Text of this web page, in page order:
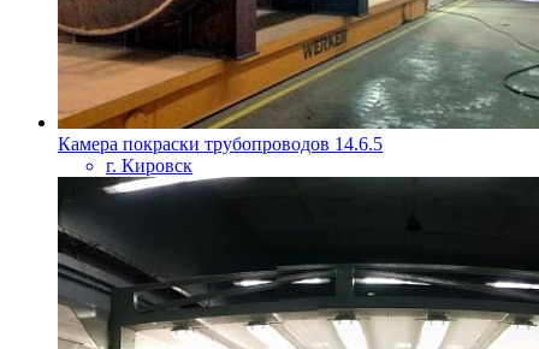
Камера покраски трубопроводов 14.6.5
г. Кировск